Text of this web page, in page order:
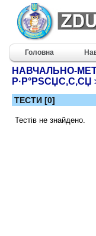
Головна
НАВЧАЛЬНО-
Р·Р°РЅСЏС‚С‚СЏ
ТЕСТИ [0]
Тестів не знайдено.